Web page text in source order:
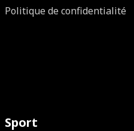
Politique de confidentialité
Sport